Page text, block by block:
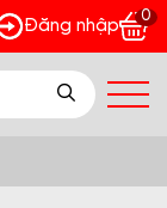
tại 'Khuyến
Đăng nhập
0